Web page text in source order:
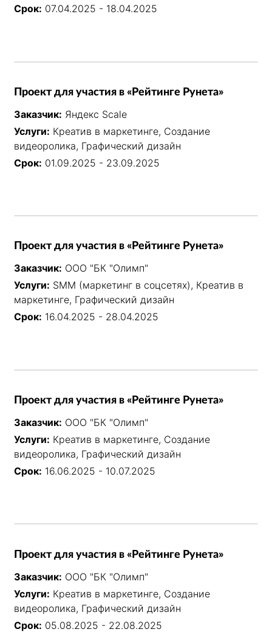
Срок: 07.04.2025 - 18.04.2025
Проект для участия в «Рейтинге Рунета»
Заказчик: Яндекс Scale
Услуги: Креатив в маркетинге, Создание
видеоролика, Графический дизайн
Срок: 01.09.2025 - 23.09.2025
Проект для участия в «Рейтинге Рунета»
Заказчик: ООО "БК "Олимп"
Услуги: SMM (маркетинг в соцсетях), Креатив в
маркетинге, Графический дизайн
Срок: 16.04.2025 - 28.04.2025
Проект для участия в «Рейтинге Рунета»
Заказчик: ООО "БК "Олимп"
Услуги: Креатив в маркетинге, Создание
видеоролика, Графический дизайн
Срок: 16.06.2025 - 10.07.2025
Проект для участия в «Рейтинге Рунета»
Заказчик: ООО "БК "Олимп"
Услуги: Креатив в маркетинге, Создание
видеоролика, Графический дизайн
Срок: 05.08.2025 - 22.08.2025